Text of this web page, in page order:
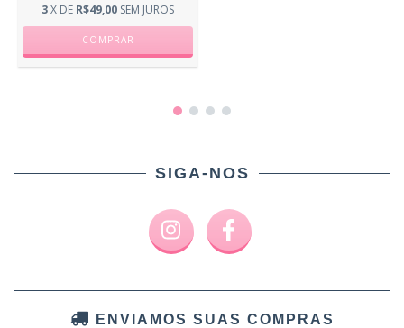
3X DE R$49,00 SEM JUROS
SIGA-NOS
ENVIAMOS SUAS COMPRAS